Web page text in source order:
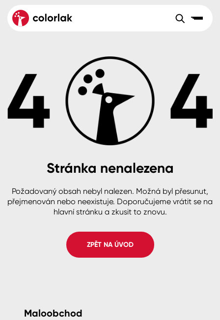
Velkoobchod Sortiment
Aktuality
Reference
O společnosti
B2B +420 800 145 555Po – Pá: 8:00–15:00
Česko
Slovensko Polsko Worldwide
Dřevo
Beton, asfalt, minerální podklady
Plast, sklo, keramika
Stěny
Fasády
Spreje
Colorlak Dekor
Colorlak Profi
Colorlak Pta
Stránka nenalezena
Požadovaný obsah nebyl nalezen. Možná byl přesunut,
přejmenován nebo neexistuje. Doporučujeme vrátit se na
hlavní stránku a zkusit to znovu.
ZPĚT NA ÚVOD
Maloobchod